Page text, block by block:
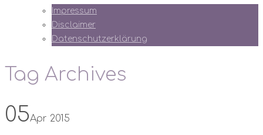
Impressum
Disclaimer
Datenschutzerklärung
Tag Archives
05Apr 2015